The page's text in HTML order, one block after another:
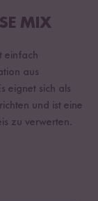
MIX
einfach
aus
eignet sich als
und ist eine
zu verwerten.